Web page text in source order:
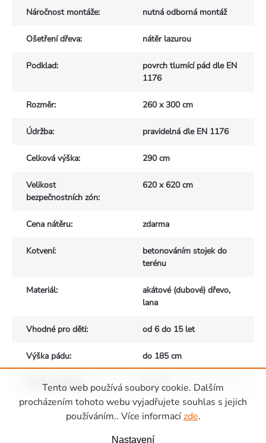
Tento web používá soubory cookie. Dalším
procházením tohoto webu vyjadřujete souhlas s jejich
používáním.. Více informacízde.
Nastavení
Náročnost montáže: nutná odborná montáž
Ošetření dřeva: nátěr lazurou
Podklad:
povrch tlumící pád dle EN
1176
Rozměr: 260 x 300 cm
Údržba: pravidelná dle EN 1176
Celková výška: 290 cm
Velikost
bezpečnostních zón:
620 x 620 cm
Cena nátěru: zdarma
Kotvení:
betonováním stojek do
terénu
Materiál:
akátové (dubové) dřevo,
lana
Vhodné pro děti: od 6 do 15 let
Výška pádu: do 185 cm
Počet uživatelů :
Zápatí